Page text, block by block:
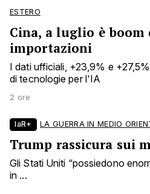
ESTERO
Cina, a luglio è
importazioni
I dati ufficiali, +23,9% e
di tecnologie per l'IA
2 ore
laR+ LA GUERRA IN MEDIO
Trump rassicura sui
Gli Stati Uniti “possiedono
in ...